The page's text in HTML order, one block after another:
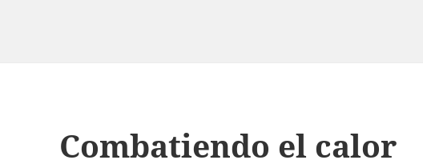
Combatiendo el calor